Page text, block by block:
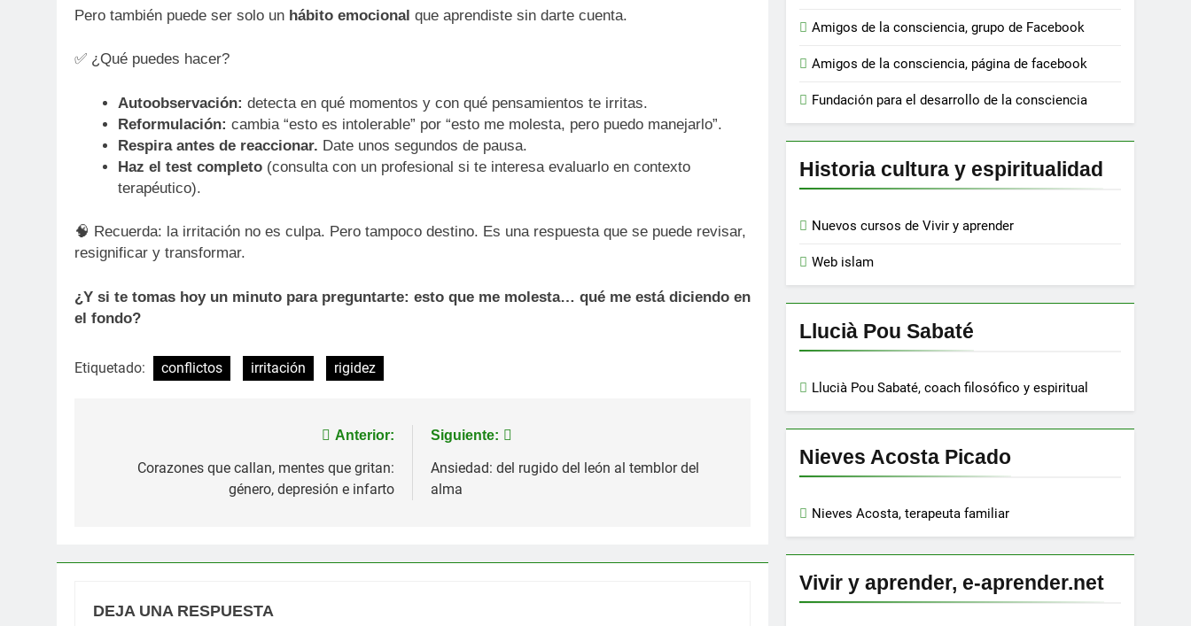
Pero también puede ser solo un hábito emocional que aprendiste sin darte cuenta.
✅ ¿Qué puedes hacer?
Autoobservación: detecta en qué momentos y con qué pensamientos te irritas.
Reformulación: cambia “esto es intolerable” por “esto me molesta, pero puedo manejarlo”.
Respira antes de reaccionar. Date unos segundos de pausa.
Haz el test completo(consulta con un profesional si te interesa evaluarlo en contexto
terapéutico).
🧠 Recuerda: la irritación no es culpa. Pero tampoco destino. Es una respuesta que se puede revisar,
resignificar y transformar.
¿Y si te tomas hoy un minuto para preguntarte: esto que me molesta… qué me está diciendo en
el fondo?
Etiquetado: conflictos irritación rigidez
Anterior:
Corazones que callan, mentes que gritan:
género, depresión e infarto
Siguiente:
Ansiedad: del rugido del león al temblor del
alma
DEJA UNA RESPUESTA
Amigos de la consciencia, grupo de Facebook
Amigos de la consciencia, página de facebook
Fundación para el desarrollo de la consciencia
Historia cultura y espiritualidad
Nuevos cursos de Vivir y aprender
Web islam
Llucià Pou Sabaté
Llucià Pou Sabaté, coach filosófico y espiritual
Nieves Acosta Picado
Nieves Acosta, terapeuta familiar
Vivir y aprender, e-aprender.net